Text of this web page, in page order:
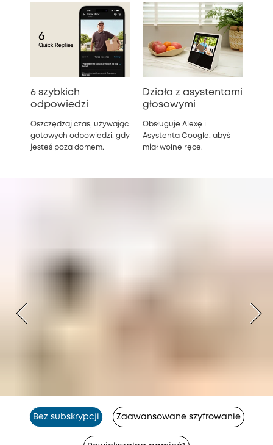
6 szybkich
odpowiedzi
Oszczędzaj czas, używając
gotowych odpowiedzi, gdy
jesteś poza domem.
Działa z asystentami
głosowymi
Obsługuje Alexę i
Asystenta Google, abyś
miał wolne ręce.
Bez subskrypcji Zaawansowane szyfrowanie